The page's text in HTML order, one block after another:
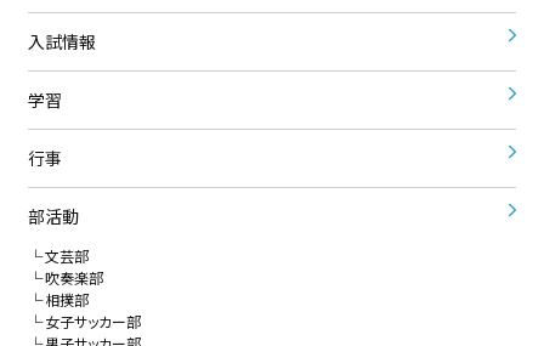
入試情報
学習
行事
部活動
文芸部
吹奏楽部
相撲部
女子サッカー部